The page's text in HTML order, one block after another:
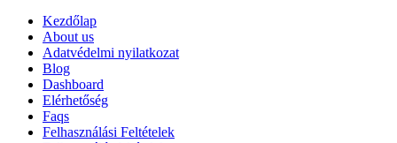
Kezdőlap
About us
Adatvédelmi nyilatkozat
Blog
Dashboard
Elérhetőség
Faqs
Felhasználási Feltételek